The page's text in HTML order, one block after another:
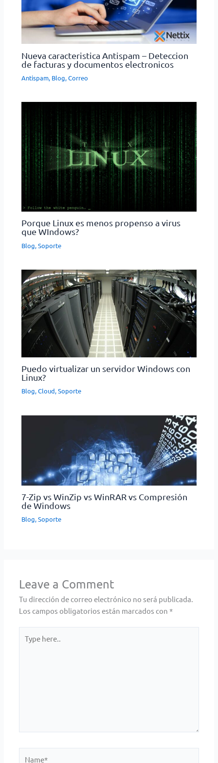
Nueva caracteristica Antispam – Deteccion
de facturas y documentos electronicos
Antispam, Blog,Correo
Porque Linux es menos propenso a virus
que WIndows?
Blog,Soporte
Puedo virtualizar un servidor Windows con
Linux?
Blog,Cloud,Soporte
7-Zip vs WinZip vs WinRAR vs Compresión
de Windows
Blog,Soporte
Leave a Comment
Tu dirección de correo electrónico no será publicada.
Los campos obligatorios están marcados con*
here..